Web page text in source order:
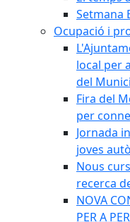
Setmana
Ocupació i
local per
del
Fira del
per
Jornada
joves
Nous
recerca
NOVA
PER A